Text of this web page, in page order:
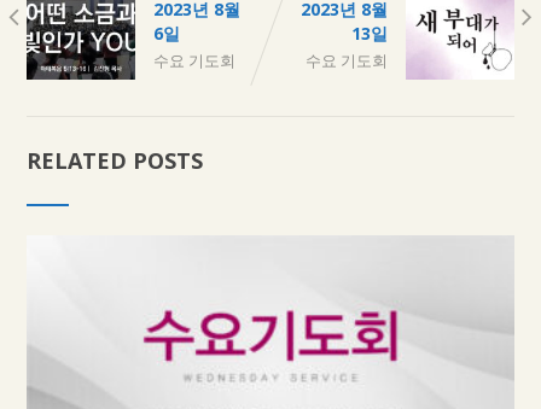
2023년 8월
6일
수요 기도회
2023년 8월
13일
수요 기도회
RELATED POSTS